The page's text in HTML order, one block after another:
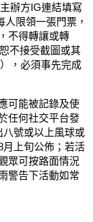
辦方IG連結填寫
限領一張門票，
不得轉讓或轉
不接受截圖或其
，必須事先完成
可能被記錄及使
任何社交平台發
號或以上風球或
上旬公佈；若活
眾可按路面情況
警告下活動如常